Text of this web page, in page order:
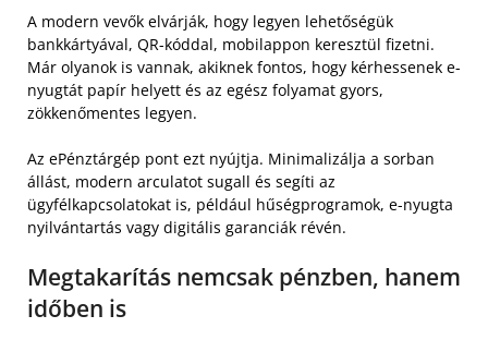
A modern vevők elvárják, hogy legyen lehetőségük
bankkártyával, QR-kóddal, mobilappon keresztül fizetni.
Már olyanok is vannak, akiknek fontos, hogy kérhessenek e-
nyugtát papír helyett és az egész folyamat gyors,
zökkenőmentes legyen.
Az ePénztárgép pont ezt nyújtja. Minimalizálja a sorban
állást, modern arculatot sugall és segíti az
ügyfélkapcsolatokat is, például hűségprogramok, e-nyugta
nyilvántartás vagy digitális garanciák révén.
Megtakarítás nemcsak pénzben, hanem
időben is